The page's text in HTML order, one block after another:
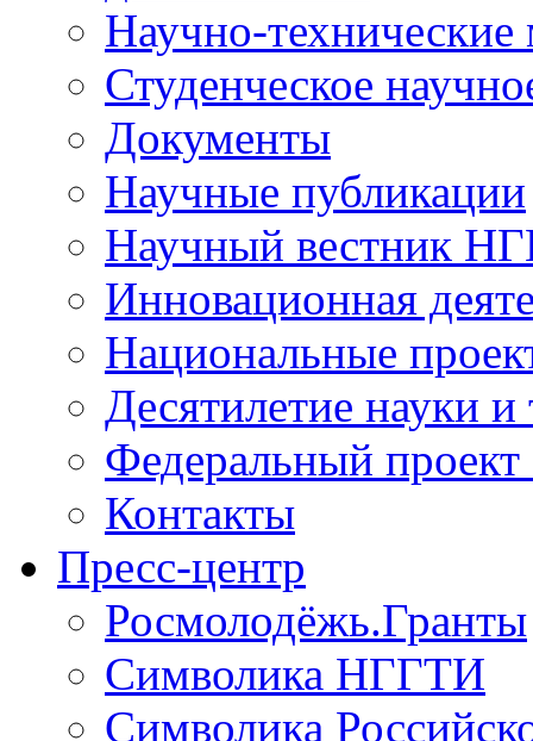
Научно-технические
Студенческое
Документы
Научные публикации
Научный вестник
Инновационная
Национальные
Десятилетие науки и
Федеральный
Контакты
Пресс-центр
Росмолодёжь.Гранты
Символика НГГТИ
Символика